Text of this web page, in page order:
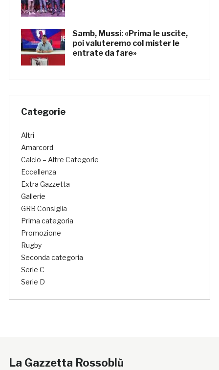
Samb, Mussi: «Prima le uscite,
poi valuteremo col mister le
entrate da fare»
Categorie
Altri
Amarcord
Calcio – Altre Categorie
Eccellenza
Extra Gazzetta
Gallerie
GRB Consiglia
Prima categoria
Promozione
Rugby
Seconda categoria
Serie C
Serie D
La Gazzetta Rossoblù